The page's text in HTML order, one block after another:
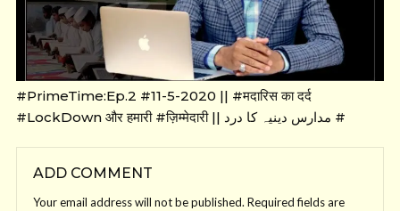
#PrimeTime:Ep.2 #11-5-2020 || #मदारिस का दर्द
#LockDown और हमारी #ज़िम्मेदारी || مدارس دینیہ کا درد #
ADD COMMENT
Your email address will not be published. Required fields are